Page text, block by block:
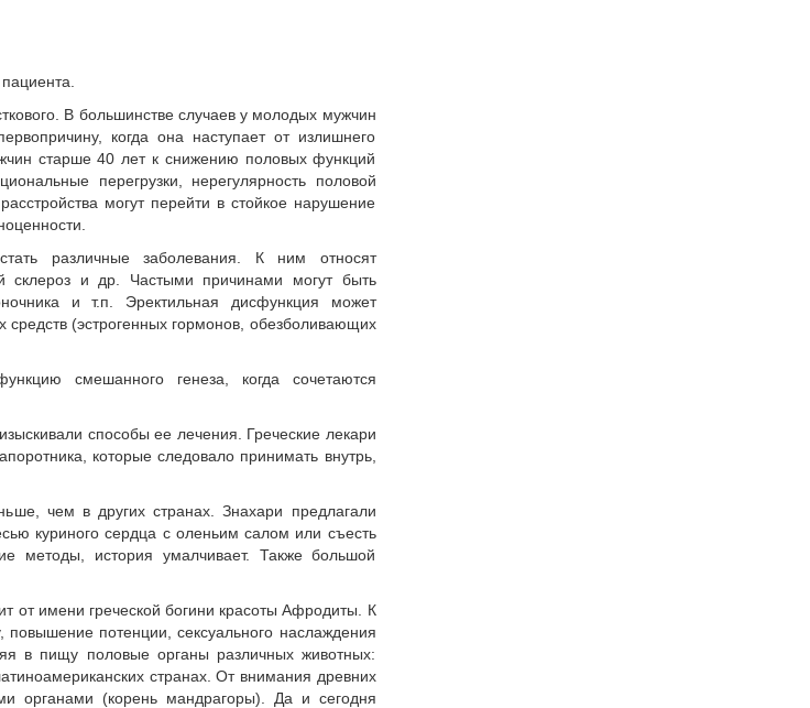
В большинстве случаев у молодых мужчин
когда она наступает от излишнего
старше 40 лет к снижению половых функций
перегрузки, нерегулярность половой
могут перейти в стойкое нарушение
различные заболевания. К ним относят
склероз и др. Частыми причинами могут быть
и т.п. Эректильная дисфункция может
средств (эстрогенных гормонов, обезболивающих
смешанного генеза, когда сочетаются
способы ее лечения. Греческие лекари
которые следовало принимать внутрь,
чем в других странах. Знахари предлагали
куриного сердца с оленьим салом или съесть
методы, история умалчивает. Также большой
от имени греческой богини красоты Афродиты. К
потенции, сексуального наслаждения
в пищу половые органы различных животных:
странах. От внимания древних
органами (корень мандрагоры). Да и сегодня